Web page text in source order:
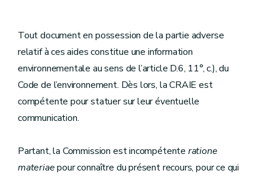
Tout document en possession de la partie adverse
relatif à ces aides constitue une information
environnementale au sens de l’article D.6, 11°, c.), du
Code de l’environnement. Dès lors, la CRAIE est
compétente pour statuer sur leur éventuelle
communication.
Partant, la Commission est incompétente ratione
materiaepour connaître du présent recours, pour ce qui